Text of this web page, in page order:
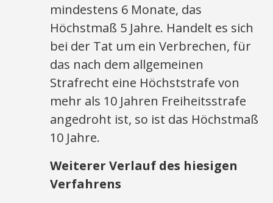
mindestens 6 Monate, das
Höchstmaß 5 Jahre. Handelt es sich
bei der Tat um ein Verbrechen, für
das nach dem allgemeinen
Strafrecht eine Höchststrafe von
mehr als 10 Jahren Freiheitsstrafe
angedroht ist, so ist das Höchstmaß
10 Jahre.
Weiterer Verlauf des hiesigen
Verfahrens